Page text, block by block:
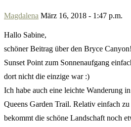
Magdalena März 16, 2018 - 1:47 p.m.
Hallo Sabine,
schöner Beitrag über den Bryce
Sunset Point zum Sonnenaufgang
dort nicht die einzige war :)
Ich habe auch eine leichte Wanderung
Queens Garden Trail. Relativ einfach
bekommt die schöne Landschaft noch